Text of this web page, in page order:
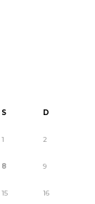
S D
1 2
8 9
15 16